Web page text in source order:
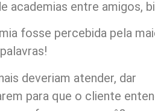
academias entre amigos,
fosse percebida pela
deveriam atender, dar
para que o cliente